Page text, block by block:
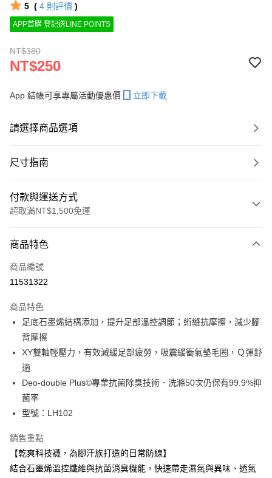
5 ( 4 則評價 )
APP首購 登記送LINE POINTS
NT$380
NT$250
App 結帳可享專屬活動優惠價 立即下載
請選擇商品選項
尺寸指南
付款與運送方式
超取滿NT$1,500免運
信用卡一次付款
超商取貨付款
Apple Pay
ATM付款
運送方式
每筆NT$100，滿NT$1,500(含以上)免運費
7-11取貨付款
商品特色
商品編號
11531322
商品特色
足底石墨烯結構添加，提升足部溫控調節；絎縫抗摩擦，減少腳
背摩擦
XY雙軸輕壓力，有效減緩足部疲勞，吸震緩衝氣墊毛圈，Ｑ彈舒
適
Deo-double Plus©專業抗菌除臭技術．洗滌50次仍保有99.9%抑
菌率
型號：LH102
銷售重點
【乾爽科技襪，為腳汗族打造的日常防線】
結合石墨烯溫控纖維與抗菌消臭機能，快速帶走濕氣與異味、透氣